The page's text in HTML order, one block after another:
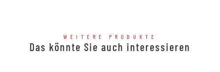
WEITERE PRODUKTE
Das könnte Sie auch interessieren